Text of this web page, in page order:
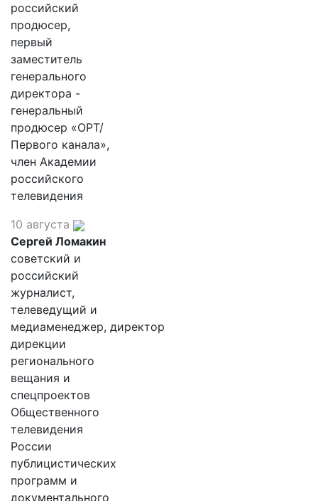
российский
продюсер,
первый
заместитель
генерального
директора -
генеральный
продюсер «ОРТ/
Первого канала»,
член Академии
российского
телевидения
10 августа
Сергей Ломакин
советский и
российский
журналист,
телеведущий и
медиаменеджер, директор
дирекции
регионального
вещания и
спецпроектов
Общественного
телевидения
России
публицистических
программ и
документального